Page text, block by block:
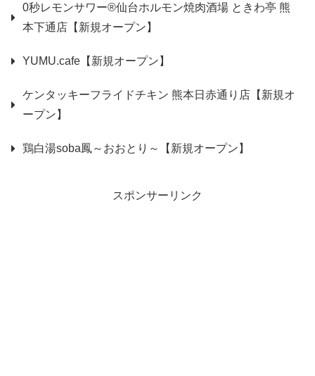
0秒レモンサワー®仙台ホルモン焼肉酒場 ときわ亭 熊
本下通店【新規オープン】
YUMU.cafe【新規オープン】
ケンタッキーフライドチキン 熊本日赤通り店【新規オ
ープン】
鶏白湯soba鳳～おおとり～【新規オープン】
スポンサーリンク